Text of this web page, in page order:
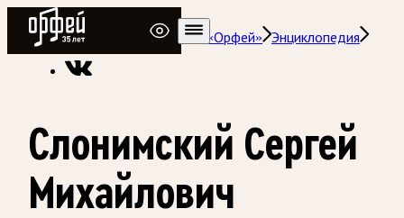
Радио Орфей
Радио классической музыки «Орфей»
Энциклопедия
Слонимский Сергей
Михайлович